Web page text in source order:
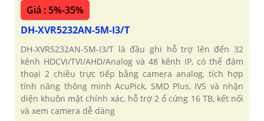
Giá : 5%-35%
DH-XVR5232AN-5M-I3/T
DH-XVR5232AN-5M-I3/T là đầu ghi hỗ trợ lên đến 32
kênh HDCVI/TVI/AHD/Analog và 48 kênh IP, có thể đàm
thoại 2 chiều trực tiếp bằng camera analog, tích hợp
tính năng thông minh AcuPick, SMD Plus, IVS và nhận
diện khuôn mặt chính xác, hỗ trợ 2 ổ cứng 16 TB, kết nối
và xem camera dễ dàng